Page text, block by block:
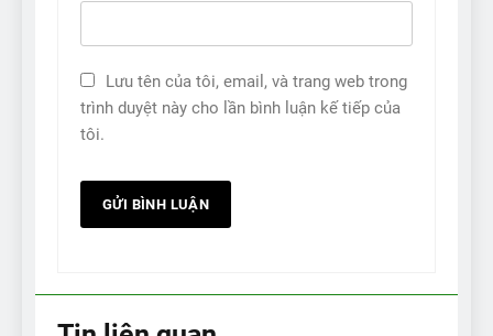
Lưu tên của tôi, email, và trang web trong
trình duyệt này cho lần bình luận kế tiếp của
tôi.